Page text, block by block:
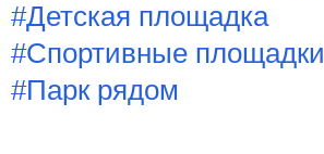
#Детская площадка
#Спортивные площадки
#Парк рядом